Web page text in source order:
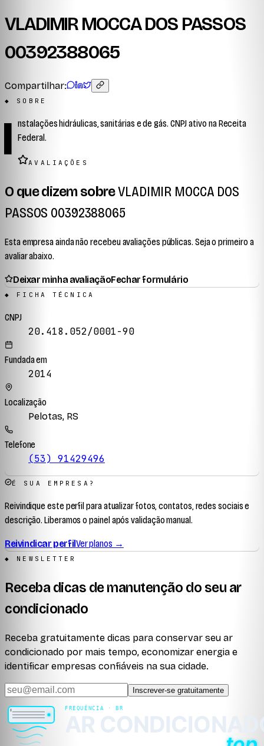
VLADIMIR MOCCA DOS PASSOS
00392388065
Compartilhar:
◆ SOBRE
I nstalações hidráulicas, sanitárias e de gás. CNPJ ativo na Receita
Federal.
AVALIAÇÕES
O que dizem sobreVLADIMIR MOCCA DOS
PASSOS 00392388065
Esta empresa ainda não recebeu avaliações públicas. Seja o primeiro a
avaliar abaixo.
Deixar minha avaliaçãoFechar formulário
◆ FICHA TÉCNICA
CNPJ
20.418.052/0001-90
Fundada em
2014
Localização
Pelotas, RS
Telefone
(53) 91429496
É SUA EMPRESA?
Reivindique este perfil para atualizar fotos, contatos, redes sociais e
descrição. Liberamos o painel após validação manual.
Reivindicar perfilVer planos →
◆ NEWSLETTER
Receba dicas de manutenção do seu ar
condicionado
Receba gratuitamente dicas para conservar seu ar
condicionado por mais tempo, economizar energia e
identificar empresas confiáveis na sua cidade.
Inscrever-se gratuitamente